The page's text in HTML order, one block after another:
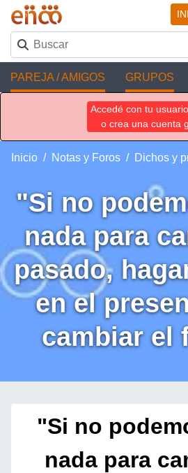
PAREJA / AMIGOS GRUPOS
Accedé con tu
o crea una cuenta
Inicio Notas y Foros Dichos y
"Si no
nada para
pasado,
en el
cambiar el
"Si no
nada para